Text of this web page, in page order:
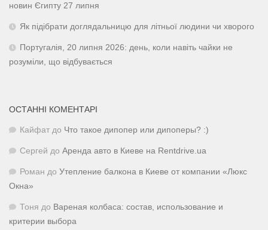
новин Єгипту 27 липня
Як підібрати доглядальницю для літньої людини чи хворого
Португалія, 20 липня 2026: день, коли навіть чайки не
розуміли, що відбувається
ОСТАННІ КОМЕНТАРІ
Кайфат до Что такое дипопер или дипоперы? :)
Сергей до Аренда авто в Киеве на Rentdrive.ua
Роман до Утепление балкона в Киеве от компании «Люкс
Окна»
Тоня до Вареная колбаса: состав, использование и
критерии выбора